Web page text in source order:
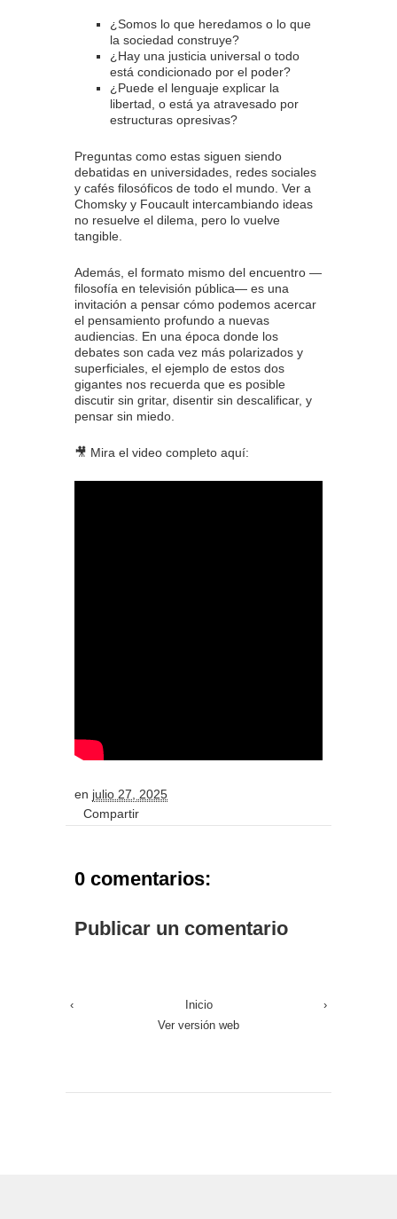
¿Somos lo que heredamos o lo que
la sociedad construye?
¿Hay una justicia universal o todo
está condicionado por el poder?
¿Puede el lenguaje explicar la
libertad, o está ya atravesado por
estructuras opresivas?
Preguntas como estas siguen siendo
debatidas en universidades, redes sociales
y cafés filosóficos de todo el mundo. Ver a
Chomsky y Foucault intercambiando ideas
no resuelve el dilema, pero lo vuelve
tangible.
Además, el formato mismo del encuentro —
filosofía en televisión pública— es una
invitación a pensar cómo podemos acercar
el pensamiento profundo a nuevas
audiencias. En una época donde los
debates son cada vez más polarizados y
superficiales, el ejemplo de estos dos
gigantes nos recuerda que es posible
discutir sin gritar, disentir sin descalificar, y
pensar sin miedo.
🎥 Mira el video completo aquí:
en julio 27, 2025
Compartir
0 comentarios:
Publicar un comentario
‹ ›
Inicio
Ver versión web